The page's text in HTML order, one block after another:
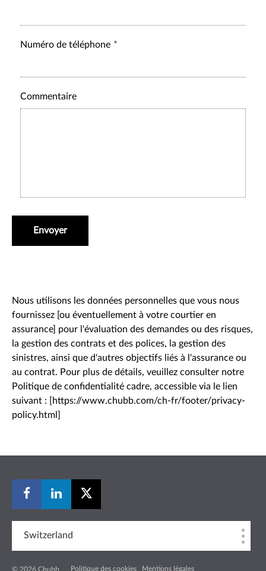
Numéro de téléphone
Commentaire
Envoyer
Nous utilisons les données personnelles que vous nous
fournissez [ou éventuellement à votre courtier en
assurance] pour l'évaluation des demandes ou des risques,
la gestion des contrats et des polices, la gestion des
sinistres, ainsi que d'autres objectifs liés à l'assurance ou
au contrat. Pour plus de détails, veuillez consulter notre
Politique de confidentialité cadre, accessible via le lien
suivant : [https://www.chubb.com/ch-fr/footer/privacy-
policy.html]
Switzerland
© 2026 Chubb Politique des cookies Mentions légales